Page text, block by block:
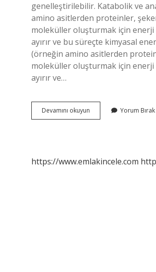
genelleştirilebilir. Katabolik ve
amino asitlerden proteinler,
moleküller oluşturmak için enerji
ayırır ve bu süreçte kimyasal
(örneğin amino asitlerden
moleküller oluşturmak için enerji
ayırır ve…
Devamını okuyun Anabolik
Ve
Yorum Bırak
https://www.emlakincele.com